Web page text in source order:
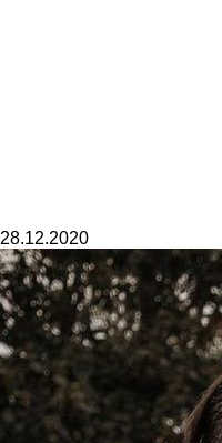
28.12.2020